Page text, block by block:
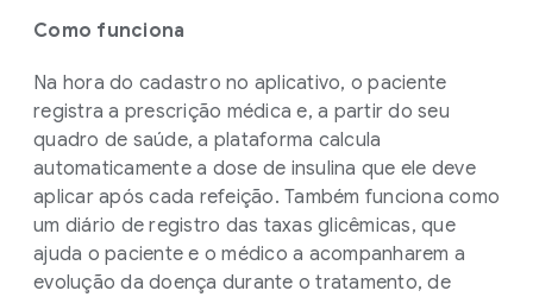
Como funciona
Na hora do cadastro no aplicativo, o paciente
registra a prescrição médica e, a partir do seu
quadro de saúde, a plataforma calcula
automaticamente a dose de insulina que ele deve
aplicar após cada refeição. Também funciona como
um diário de registro das taxas glicêmicas, que
ajuda o paciente e o médico a acompanharem a
evolução da doença durante o tratamento, de